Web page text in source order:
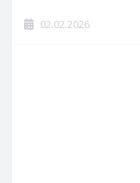
02.02.2026